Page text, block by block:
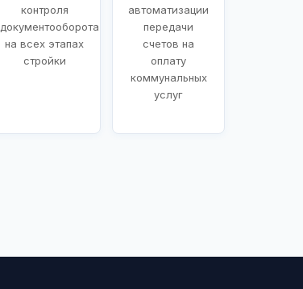
контроля
документооборота
на всех этапах
стройки
автоматизации
передачи
счетов на
оплату
коммунальных
услуг